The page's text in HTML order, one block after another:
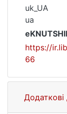
uk_UA
ua
https://
66
Додаткові